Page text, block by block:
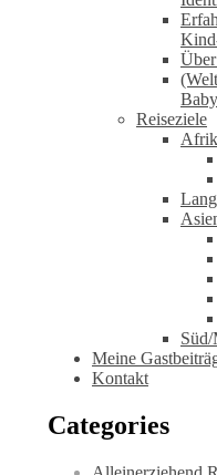
Reiseziele
Meine
Kontakt
Categories